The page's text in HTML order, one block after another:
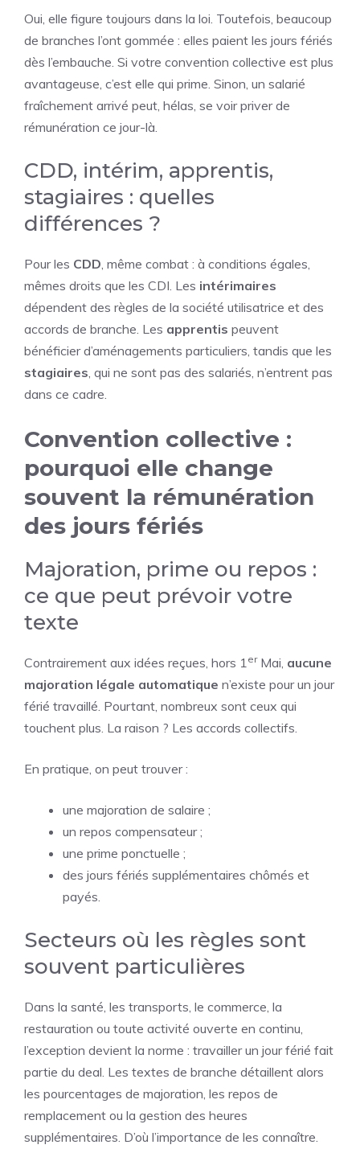
Oui, elle figure toujours dans la loi. Toutefois, beaucoup
de branches l’ont gommée : elles paient les jours fériés
dès l’embauche. Si votre convention collective est plus
avantageuse, c’est elle qui prime. Sinon, un salarié
fraîchement arrivé peut, hélas, se voir priver de
rémunération ce jour-là.
CDD, intérim, apprentis,
stagiaires : quelles
différences ?
Pour les CDD, même combat : à conditions égales,
mêmes droits que les CDI. Les intérimaires
dépendent des règles de la société utilisatrice et des
accords de branche. Les apprentis peuvent
bénéficier d’aménagements particuliers, tandis que les
stagiaires, qui ne sont pas des salariés, n’entrent pas
dans ce cadre.
Convention collective :
pourquoi elle change
souvent la rémunération
des jours fériés
Majoration, prime ou repos :
ce que peut prévoir votre
texte
Contrairement aux idées reçues, hors 1erMai, aucune
majoration légale automatique n’existe pour un jour
férié travaillé. Pourtant, nombreux sont ceux qui
touchent plus. La raison ? Les accords collectifs.
En pratique, on peut trouver :
une majoration de salaire ;
un repos compensateur ;
une prime ponctuelle ;
des jours fériés supplémentaires chômés et
payés.
Secteurs où les règles sont
souvent particulières
Dans la santé, les transports, le commerce, la
restauration ou toute activité ouverte en continu,
l’exception devient la norme : travailler un jour férié fait
partie du deal. Les textes de branche détaillent alors
les pourcentages de majoration, les repos de
remplacement ou la gestion des heures
supplémentaires. D’où l’importance de les connaître.